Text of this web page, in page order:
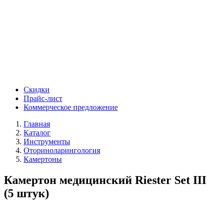
Скидки
Прайс-лист
Коммерческое предложение
Главная
Каталог
Инструменты
Оториноларингология
Камертоны
Камертон медицинский Riester Set III
(5 штук)